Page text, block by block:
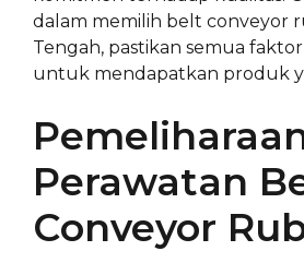
dalam memilih belt conveyor
Tengah, pastikan semua
untuk mendapatkan produk
Perawatan
Conveyor